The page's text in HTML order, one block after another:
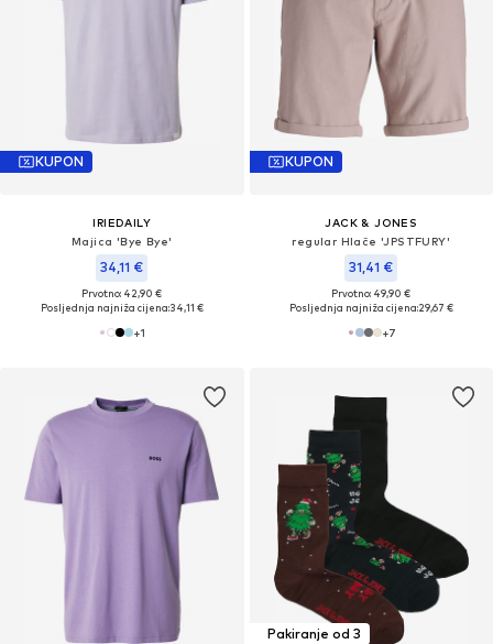
KUPON
IRIEDAILY
Majica 'Bye Bye'
34,11 €
Prvotno: 42,90 €
Posljednja najniža cijena:34,11 €
+1
KUPON
JACK & JONES
regular Hlače 'JPSTFURY'
31,41 €
Prvotno: 49,90 €
Posljednja najniža cijena:29,67 €
+7
Pakiranje od 3